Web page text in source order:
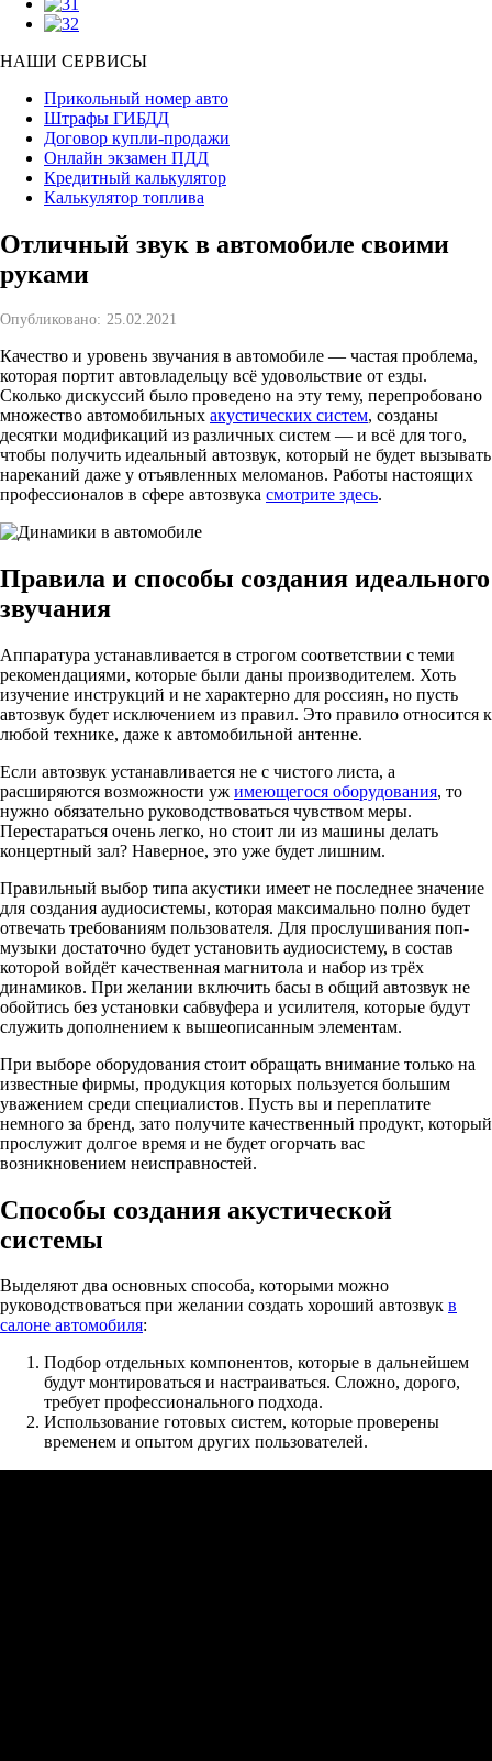
НАШИ СЕРВИСЫ
Прикольный номер авто
Штрафы ГИБДД
Договор купли-продажи
Онлайн экзамен ПДД
Кредитный калькулятор
Калькулятор топлива
Отличный звук в автомобиле своими
руками
Опубликовано: 25.02.2021
Качество и уровень звучания в автомобиле — частая проблема,
которая портит автовладельцу всё удовольствие от езды.
Сколько дискуссий было проведено на эту тему, перепробовано
множество автомобильных акустических систем, созданы
десятки модификаций из различных систем — и всё для того,
чтобы получить идеальный автозвук, который не будет вызывать
нареканий даже у отъявленных меломанов. Работы настоящих
профессионалов в сфере автозвука смотрите здесь.
Правила и способы создания идеального
звучания
Аппаратура устанавливается в строгом соответствии с теми
рекомендациями, которые были даны производителем. Хоть
изучение инструкций и не характерно для россиян, но пусть
автозвук будет исключением из правил. Это правило относится к
любой технике, даже к автомобильной антенне.
Если автозвук устанавливается не с чистого листа, а
расширяются возможности уж имеющегося оборудования, то
нужно обязательно руководствоваться чувством меры.
Перестараться очень легко, но стоит ли из машины делать
концертный зал? Наверное, это уже будет лишним.
Правильный выбор типа акустики имеет не последнее значение
для создания аудиосистемы, которая максимально полно будет
отвечать требованиям пользователя. Для прослушивания поп-
музыки достаточно будет установить аудиосистему, в состав
которой войдёт качественная магнитола и набор из трёх
динамиков. При желании включить басы в общий автозвук не
обойтись без установки сабвуфера и усилителя, которые будут
служить дополнением к вышеописанным элементам.
При выборе оборудования стоит обращать внимание только на
известные фирмы, продукция которых пользуется большим
уважением среди специалистов. Пусть вы и переплатите
немного за бренд, зато получите качественный продукт, который
прослужит долгое время и не будет огорчать вас
возникновением неисправностей.
Способы создания акустической
системы
Выделяют два основных способа, которыми можно
руководствоваться при желании создать хороший автозвук в
салоне автомобиля:
Подбор отдельных компонентов, которые в дальнейшем
будут монтироваться и настраиваться. Сложно, дорого,
требует профессионального подхода.
Использование готовых систем, которые проверены
временем и опытом других пользователей.